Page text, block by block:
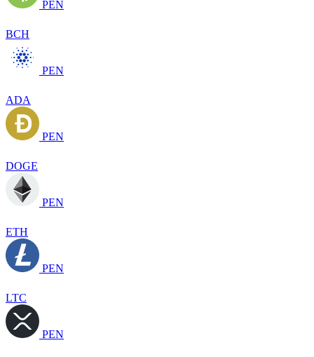
PEN
BCH
PEN
ADA
PEN
DOGE
PEN
ETH
PEN
LTC
PEN